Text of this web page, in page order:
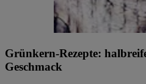
Grünkern-Rezepte:
Geschmack